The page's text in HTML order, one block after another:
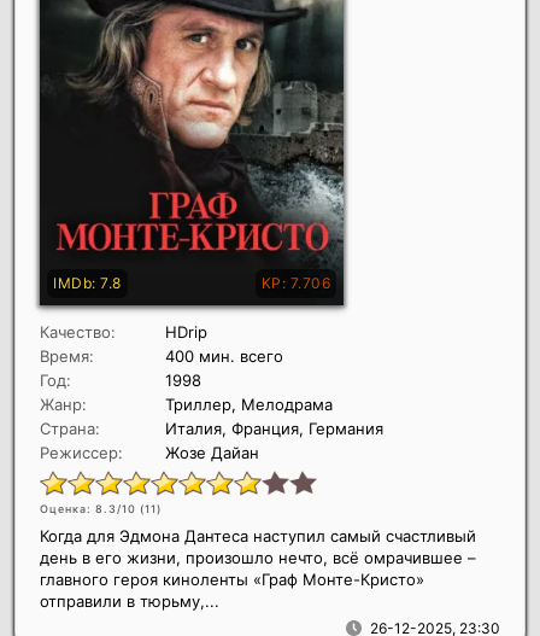
Качество:
HDrip
Время:
400 мин. всего
Год:
1998
Жанр:
Триллер, Мелодрама
Страна:
Италия, Франция, Германия
Режиссер:
Жозе Дайан
Оценка: 8.3/10 (11)
26-12-2025, 23:30
Когда для Эдмона Дантеса наступил самый счастливый
день в его жизни, произошло нечто, всё омрачившее –
главного героя киноленты «Граф Монте-Кристо»
отправили в тюрьму,...